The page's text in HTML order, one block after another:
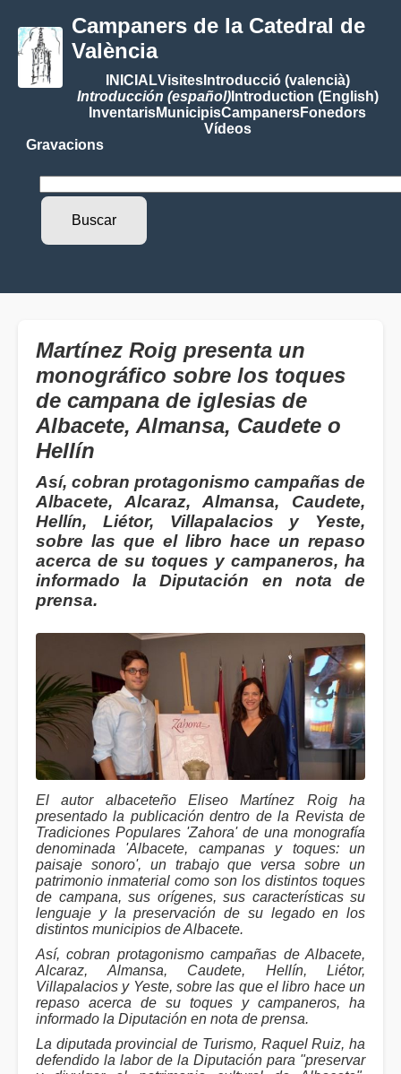
Campaners de la Catedral de
València
INICIALVisitesIntroducció (valencià)
Introducción (español)Introduction (English)
InventarisMunicipisCampanersFonedors
Vídeos
Gravacions
Martínez Roig presenta un
monográfico sobre los toques
de campana de iglesias de
Albacete, Almansa, Caudete o
Hellín
Así, cobran protagonismo campañas de
Albacete, Alcaraz, Almansa, Caudete,
Hellín, Liétor, Villapalacios y Yeste,
sobre las que el libro hace un repaso
acerca de su toques y campaneros, ha
informado la Diputación en nota de
prensa.
El autor albaceteño Eliseo Martínez Roig ha
presentado la publicación dentro de la Revista de
Tradiciones Populares 'Zahora' de una monografía
denominada 'Albacete, campanas y toques: un
paisaje sonoro', un trabajo que versa sobre un
patrimonio inmaterial como son los distintos toques
de campana, sus orígenes, sus características su
lenguaje y la preservación de su legado en los
distintos municipios de Albacete.
Así, cobran protagonismo campañas de Albacete,
Alcaraz, Almansa, Caudete, Hellín, Liétor,
Villapalacios y Yeste, sobre las que el libro hace un
repaso acerca de su toques y campaneros, ha
informado la Diputación en nota de prensa.
La diputada provincial de Turismo, Raquel Ruiz, ha
defendido la labor de la Diputación para "preservar